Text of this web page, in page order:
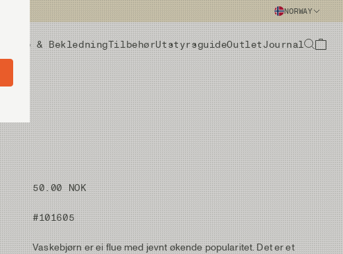
NORWAY
Vadere & BekledningTilbehørUtstyrsguideOutletJournal
50.00 NOK
#101605
Vaskebjørn er ei flue med jevnt økende popularitet. Det er et